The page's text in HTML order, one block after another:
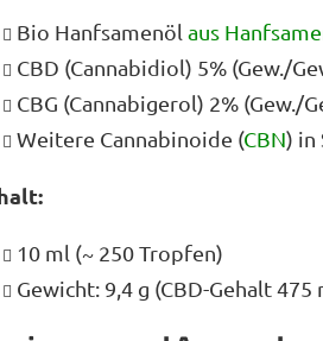
Bio Hanfsamenöl aus
CBD (Cannabidiol) 5% (Gew./
CBG (Cannabigerol) 2% (Gew./
Weitere Cannabinoide (CBN) in
10 ml (~ 250 Tropfen)
Gewicht: 9,4 g (CBD-Gehalt 475